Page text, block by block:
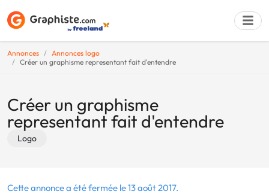
Annonces
Annonces logo
Créer un graphisme representant fait d'entendre
Créer un graphisme
representant fait d'entendre
Logo
Cette annonce a été fermée le 13 août 2017.